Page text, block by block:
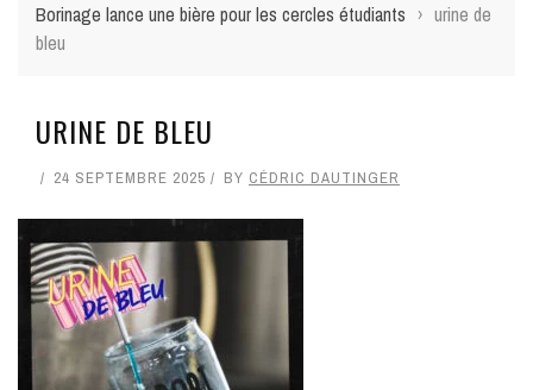
Borinage lance une bière pour les cercles étudiants › urine de
bleu
URINE DE BLEU
24 SEPTEMBRE 2025 BY CÉDRIC DAUTINGER